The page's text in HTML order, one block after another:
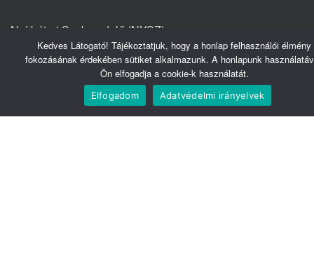
Nyírbátori Szakrendelő (NYSZ)
4300 Nyírbátor
Édesanyák útja 1/a.
Útvonaltervezés ide →
Tel.: +36 42/281-711
Kedves Látogató! Tájékoztatjuk, hogy a honlap felhasználói élmény
fokozásának érdekében sütiket alkalmazunk. A honlapunk
Ön elfogadja a cookie-k használatát.
Elfogadom Adatvédelmi irányelvek